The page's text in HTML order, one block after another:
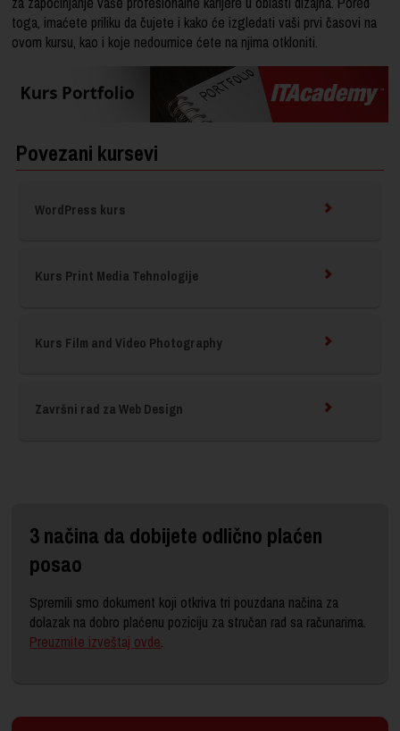
toga, imaćete priliku da čujete i kako će izgledati vaši prvi časovi na
ovom kursu, kao i koje nedoumice ćete na njima otkloniti.
Povezani kursevi
WordPress kurs
Kurs Print Media Tehnologije
Kurs Film and Video Photography
Završni rad za Web Design
3 načina da dobijete odlično plaćen
posao
Spremili smo dokument koji otkriva tri pouzdana načina za
dolazak na dobro plaćenu poziciju za stručan rad sa računarima.
Preuzmite izveštaj ovde.